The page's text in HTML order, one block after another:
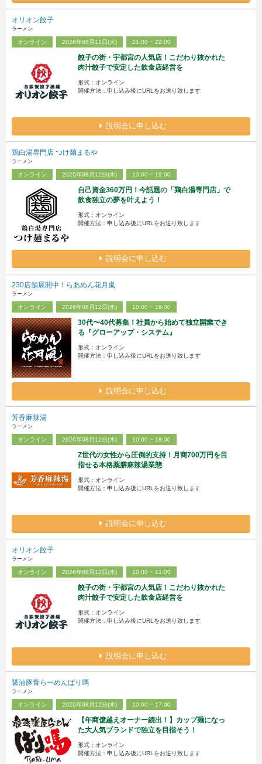
オリオン餃子
ラーメン
オンライン 2026年08月11日(火) 21:00 ~ 22:00
餃子の街・宇都宮の人気店！こだわり抜かれた
肉汁餃子で安定した飲食店経営を
形式：オンライン
開催方法：申し込み後にURLをお送り致します
説明会に申し込む
鶏白湯専門店 つけ麺まるや
ラーメン
オンライン 2026年08月12日(水) 10:00 ~ 19:00
自己資金360万円！今話題の「鶏白湯専門店」で
飲食独立の夢を叶えよう！
形式：オンライン
開催方法：申し込み後にURLをお送り致します
説明会に申し込む
230店舗展開中！らあめん花月嵐
ラーメン
オンライン 2026年08月12日(水) 10:00 ~ 16:00
30代〜40代募集！社員から始めて独立開業でき
る『グローアップ・システム』
形式：オンライン
開催方法：申し込み後にURLをお送り致します
説明会に申し込む
芳香麻辣湯
ラーメン
オンライン 2026年08月12日(水) 10:00 ~ 18:00
Z世代の女性から圧倒的支持！月商700万円を目
指せる本格薬膳麻辣湯業態
形式：オンライン
開催方法：申し込み後にURLをお送り致します
説明会に申し込む
オリオン餃子
ラーメン
オンライン 2026年08月12日(水) 10:00 ~ 11:00
餃子の街・宇都宮の人気店！こだわり抜かれた
肉汁餃子で安定した飲食店経営を
形式：オンライン
開催方法：申し込み後にURLをお送り致します
説明会に申し込む
醤油豚骨らーめんばり嗎
ラーメン
オンライン 2026年08月12日(水) 10:00 ~ 17:00
【年商億越えオーナー続出！】カップ麺になっ
た大人気ブランドで独立を目指そう！
形式：オンライン
開催方法：申し込み後にURLをお送り致します